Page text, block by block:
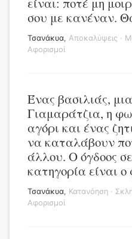
σου με κανέναν.
Τσανάκυα, Αποκαλύψεις ·
Αφορισμοί
Ένας βασιλιάς,
Γιαμαράτζια, η
αγόρι και ένας
να καταλάβουν
άλλου. Ο όγδοος
κατηγορία είναι
Τσανάκυα, Κατανόηση ·
Αφορισμοί